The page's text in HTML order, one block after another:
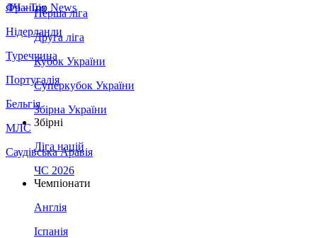
Франція
Нідерланди
Туреччина
Португалія
Бельгія
МЛС
Саудівська Аравія
ЛЧ - Top News
Перша ліга
Друга ліга
Кубок України
Суперкубок України
Збірна України
Збірні
Ліга націй
ЧС 2026
Чемпіонати
Англія
Іспанія